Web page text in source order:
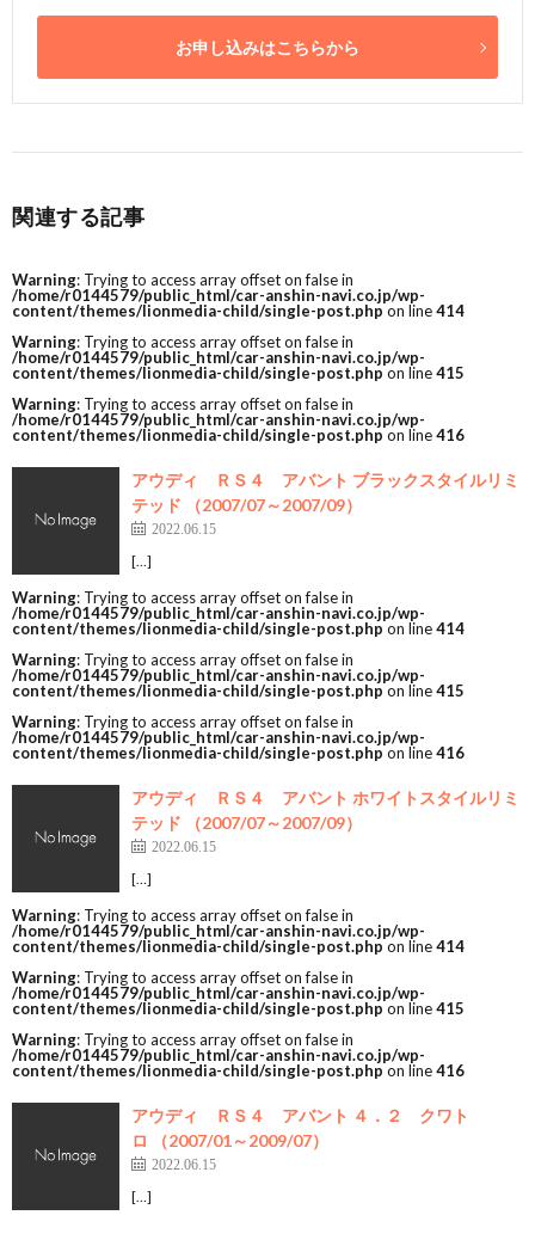
お申し込みはこちらから
関連する記事
Warning: Trying to access array offset on false in
/home/r0144579/public_html/car-anshin-navi.co.jp/wp-
content/themes/lionmedia-child/single-post.php on line414
Warning: Trying to access array offset on false in
/home/r0144579/public_html/car-anshin-navi.co.jp/wp-
content/themes/lionmedia-child/single-post.php on line415
Warning: Trying to access array offset on false in
/home/r0144579/public_html/car-anshin-navi.co.jp/wp-
content/themes/lionmedia-child/single-post.php on line416
アウディ ＲＳ４ アバント ブラックスタイルリミ
テッド （2007/07～2007/09）
2022.06.15
[…]
Warning: Trying to access array offset on false in
/home/r0144579/public_html/car-anshin-navi.co.jp/wp-
content/themes/lionmedia-child/single-post.php on line414
Warning: Trying to access array offset on false in
/home/r0144579/public_html/car-anshin-navi.co.jp/wp-
content/themes/lionmedia-child/single-post.php on line415
Warning: Trying to access array offset on false in
/home/r0144579/public_html/car-anshin-navi.co.jp/wp-
content/themes/lionmedia-child/single-post.php on line416
アウディ ＲＳ４ アバント ホワイトスタイルリミ
テッド （2007/07～2007/09）
2022.06.15
[…]
Warning: Trying to access array offset on false in
/home/r0144579/public_html/car-anshin-navi.co.jp/wp-
content/themes/lionmedia-child/single-post.php on line414
Warning: Trying to access array offset on false in
/home/r0144579/public_html/car-anshin-navi.co.jp/wp-
content/themes/lionmedia-child/single-post.php on line415
Warning: Trying to access array offset on false in
/home/r0144579/public_html/car-anshin-navi.co.jp/wp-
content/themes/lionmedia-child/single-post.php on line416
アウディ ＲＳ４ アバント ４．２ クワト
ロ （2007/01～2009/07）
2022.06.15
[…]